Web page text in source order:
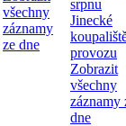
všechny
záznamy
ze dne
srpnu
Jinecké
provozu
Zobrazit
všechny
záznamy
dne